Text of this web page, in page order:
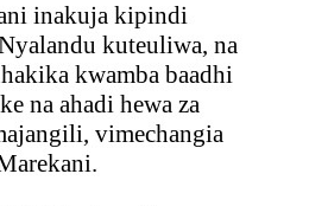
inakuja kipindi
kuteuliwa, na
kwamba baadhi
na ahadi hewa za
vimechangia